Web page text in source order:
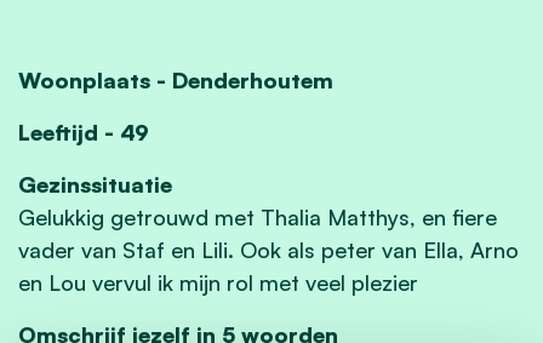
Woonplaats - Denderhoutem
Leeftijd - 49
Gezinssituatie
Gelukkig getrouwd met Thalia Matthys, en fiere
vader van Staf en Lili. Ook als peter van Ella, Arno
en Lou vervul ik mijn rol met veel plezier
Omschrijf jezelf in 5 woorden